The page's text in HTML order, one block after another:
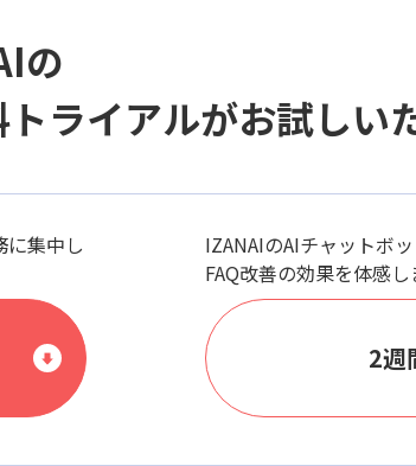
の
ライアルがお試しい
に集中し
IZANAIのAIチャットボ
FAQ改善の効果を体感し
2週